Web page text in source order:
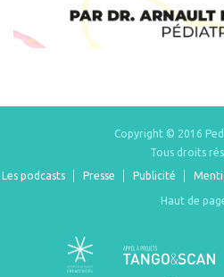
Copyright © 2016
Tous droits
Les podcasts
Presse Publicité
Haut de